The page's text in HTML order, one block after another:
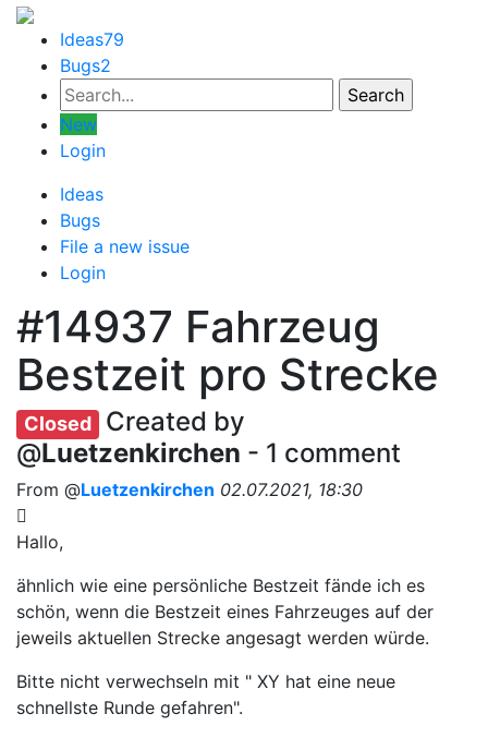
Ideas79
Bugs2
New
Login
Ideas
Bugs
File a new issue
Login
#14937 Fahrzeug
Bestzeit pro Strecke
Closed
Created by
@Luetzenkirchen - 1 comment
From @Luetzenkirchen 02.07.2021, 18:30
Hallo,
ähnlich wie eine persönliche Bestzeit fände ich es
schön, wenn die Bestzeit eines Fahrzeuges auf der
jeweils aktuellen Strecke angesagt werden würde.
Bitte nicht verwechseln mit " XY hat eine neue
schnellste Runde gefahren".